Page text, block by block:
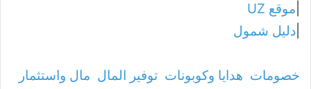
موقع UZ
دليل شمول
خصومات هدايا وكوبونات توفير المال مال واستثمار